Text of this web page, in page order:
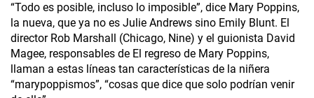
“Todo es posible, incluso lo imposible”, dice Mary Poppins,
la nueva, que ya no es Julie Andrews sino Emily Blunt. El
director Rob Marshall­ (Chicago, Nine) y el guionista David
Magee, responsables de El regreso de Mary Poppins,
llaman a estas líneas tan características de la niñera
“marypoppismos”, “cosas que dice que solo podrían venir